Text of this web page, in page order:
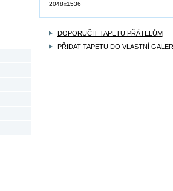
2048x1536
DOPORUČIT TAPETU PŘÁTELŮM
PŘIDAT TAPETU DO VLASTNÍ